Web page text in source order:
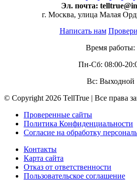
Эл. почта:
г. Москва, улица Малая
Написать нам
Время работы:
Пн-Сб: 08:00-
Вс: Выходной
© Copyright 2026 TellTrue | Все права
Проверенные сайты
Политика Конфиденциальности
Согласие на обработку
Контакты
Карта сайта
Отказ от ответственности
Пользовательское соглашение